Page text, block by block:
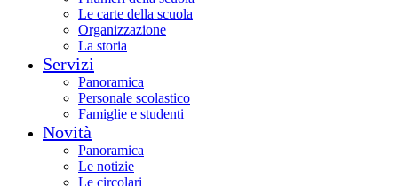
Le carte della scuola
Organizzazione
La storia
Servizi
Panoramica
Personale scolastico
Famiglie e studenti
Novità
Panoramica
Le notizie
Le circolari